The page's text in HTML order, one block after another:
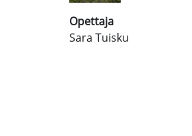
Opettaja
Sara Tuisku